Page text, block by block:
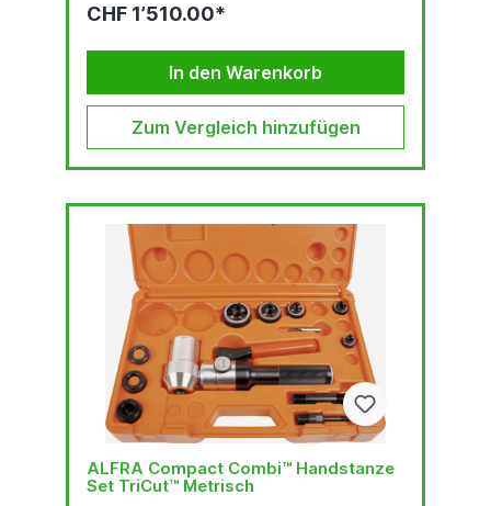
Stahlblech (S235), 2.0 mm Edelstahl (F = 600
Stahlblech (S235), 1.5 mm Edelstahl (F = 600
N/mm2)Quadratlocher bis 68 x 68 mm 3.0 mm
Stahlblech (S235), 2.0 mm Edelstahl (F = 600
Stahlblech...
CHF 1’510.00*
In den Warenkorb
Zum Vergleich hinzufügen
ALFRA Compact Combi™ Handstanze
Set TriCut™ Metrisch